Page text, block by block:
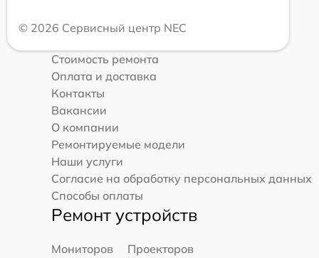
© 2026 Сервисный центр NEC
Стоимость ремонта
Оплата и доставка
Контакты
Вакансии
О компании
Ремонтируемые модели
Наши услуги
Согласие на обработку персональных данных
Способы оплаты
Ремонт устройств
Мониторов
Проекторов